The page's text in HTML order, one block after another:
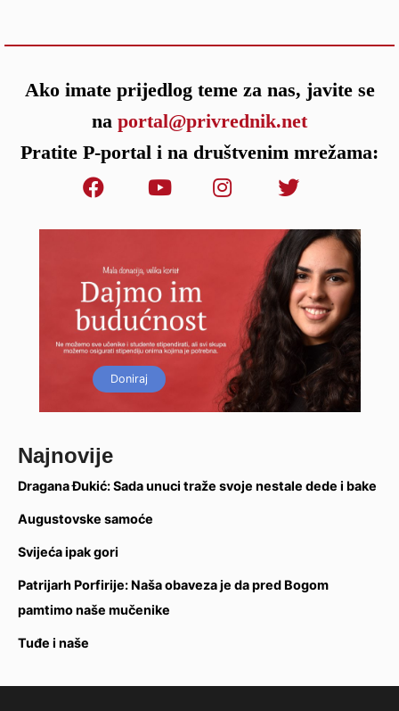
Ako imate prijedlog teme za nas, javite se
na portal@privrednik.net
Pratite P-portal i na društvenim mrežama:
Doniraj
Najnovije
Dragana Đukić: Sada unuci traže svoje nestale dede i bake
Augustovske samoće
Svijeća ipak gori
Patrijarh Porfirije: Naša obaveza je da pred Bogom
pamtimo naše mučenike
Tuđe i naše